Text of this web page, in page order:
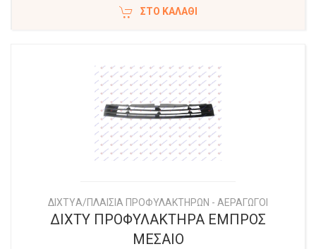
ΣΤΟ ΚΑΛΆΘΙ
ΔΙΧΤYΑ/ΠΛΑΙΣΙΑ ΠΡΟΦΥΛΑΚΤΗΡΩΝ - ΑΕΡΑΓΩΓΟΙ
ΔΙΧΤΥ ΠΡΟΦΥΛΑΚΤΗΡΑ ΕΜΠΡΟΣ
ΜΕΣΑΙΟ